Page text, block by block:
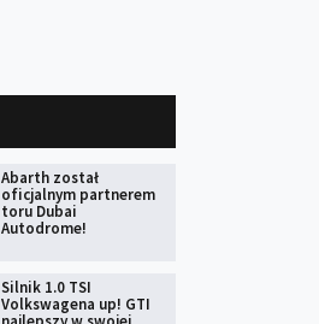
Abarth został
oficjalnym partnerem
toru Dubai
Autodrome!
Silnik 1.0 TSI
Volkswagena up! GTI